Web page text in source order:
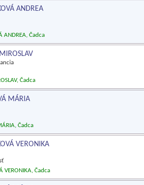
ANDREA
ANDREA, Čadca
Čadca
MÁRIA
Čadca
VERONIKA
VERONIKA, Čadca